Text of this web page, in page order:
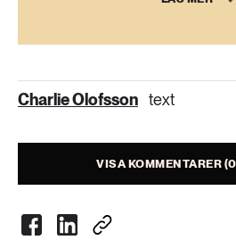
vid nedbrytning av vissa
grundvatten. De är extremt
aldrig ner i naturen.
Charlie Olofsson text
VISA KOMMENTARER